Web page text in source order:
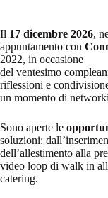
Il 17 dicembre 2026,
appuntamento con
2022, in occasione
del ventesimo
riflessioni e
un momento di
Sono aperte le
soluzioni:
dell’allestimento alla
video loop di walk in
catering.